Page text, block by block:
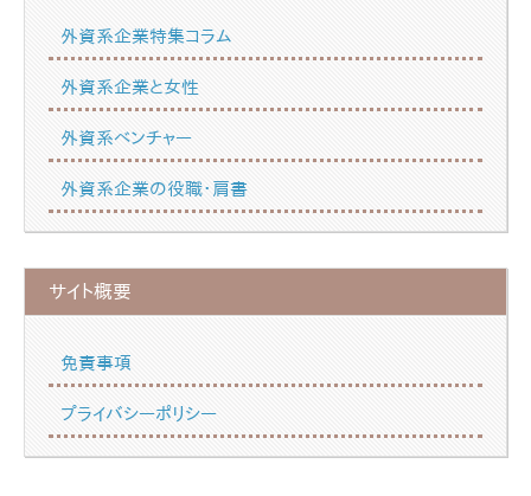
外資系企業特集コラム
外資系企業と女性
外資系ベンチャー
外資系企業の役職・肩書
サイト概要
免責事項
プライバシーポリシー